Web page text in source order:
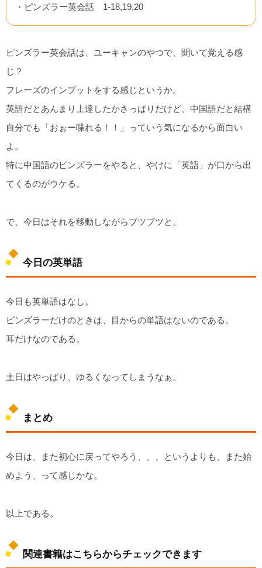
・ピンズラー英会話 1-18,19,20
ピンズラー英会話は、ユーキャンのやつで、聞いて覚える感
じ？
フレーズのインプットをする感じというか。
英語だとあんまり上達したかさっぱりだけど、中国語だと結構
自分でも「おぉー喋れる！！」っていう気になるから面白い
よ。
特に中国語のピンズラーをやると、やけに「英語」が口から出
てくるのがウケる。
で、今日はそれを移動しながらブツブツと。
今日の英単語
今日も英単語はなし。
ピンズラーだけのときは、目からの単語はないのである。
耳だけなのである。
土日はやっぱり、ゆるくなってしまうなぁ。
まとめ
今日は、また初心に戻ってやろう、、、というよりも、また始
めよう、って感じかな。
以上である。
関連書籍はこちらからチェックできます